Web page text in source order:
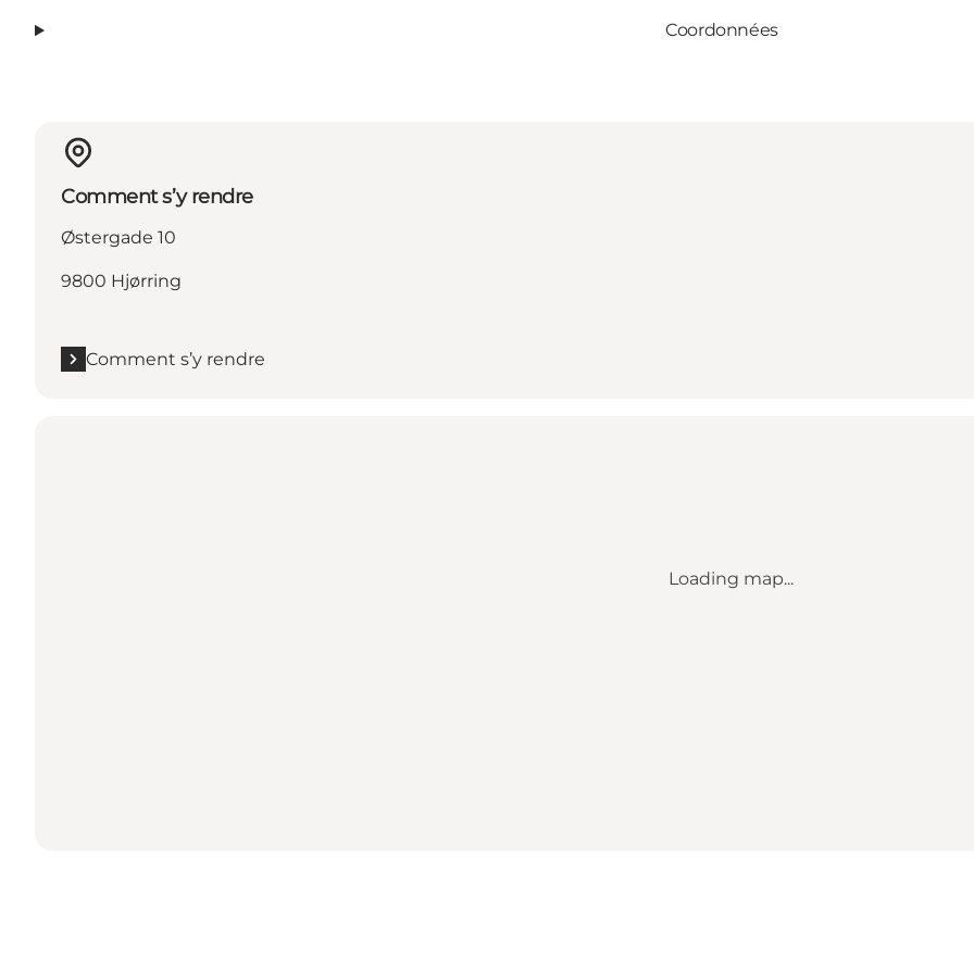
Coordonnées
Comment s’y rendre
Østergade 10
9800 Hjørring
Comment s’y rendre
Loading map...